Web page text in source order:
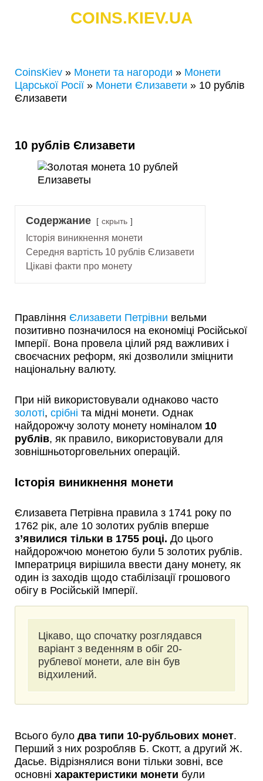
COINS.KIEV.UA
CoinsKiev » Монети та нагороди » Монети
Царської Росії » Монети Єлизавети » 10 рублів
Єлизавети
10 рублів Єлизавети
Содержание скрыть
Історія виникнення монети
Середня вартість 10 рублів Єлизавети
Цікаві факти про монету
Правління Єлизавети Петрівни вельми
позитивно позначилося на економіці Російської
Імперії. Вона провела цілий ряд важливих і
своєчасних реформ, які дозволили зміцнити
національну валюту.
При ній використовували однаково часто
золоті, срібні та мідні монети. Однак
найдорожчу золоту монету номіналом 10
рублів, як правило, використовували для
зовнішньоторговельних операцій.
Історія виникнення монети
Єлизавета Петрівна правила з 1741 року по
1762 рік, але 10 золотих рублів вперше
з’явилися тільки в 1755 році. До цього
найдорожчою монетою були 5 золотих рублів.
Імператриця вирішила ввести дану монету, як
один із заходів щодо стабілізації грошового
обігу в Російській Імперії.
Цікаво, що спочатку розглядався
варіант з веденням в обіг 20-
рублевої монети, але він був
відхилений.
Всього було два типи 10-рубльових монет.
Перший з них розробляв Б. Скотт, а другий Ж.
Дасье. Відрізнялися вони тільки зовні, все
основні характеристики монети були